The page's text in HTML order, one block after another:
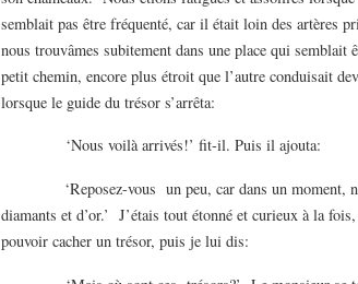
semblait pas être fréquenté, car il était loin des artères
nous trouvâmes subitement dans une place qui
petit chemin, encore plus étroit que l’autre conduisait
lorsque le guide du trésor s’arrêta:
‘Nous voilà arrivés!’ fit-il. Puis il ajouta:
‘Reposez-vous un peu, car dans un moment,
diamants et d’or.’ J’étais tout étonné et curieux à la
pouvoir cacher un trésor, puis je lui dis: